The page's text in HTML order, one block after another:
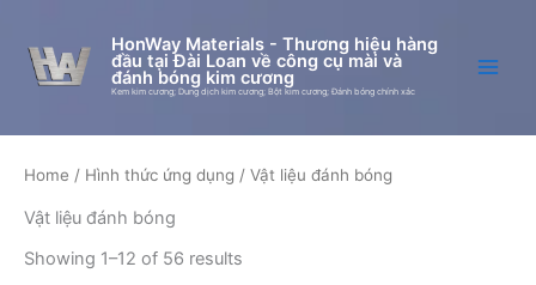
content
HonWay Materials - Thương hiệu hàng
đầu tại Đài Loan về công cụ mài và
đánh bóng kim cương
Kem kim cương; Dung dịch kim cương; Bột kim cương; Đánh bóng chính xác
Home / Hình thức ứng dụng / Vật liệu đánh bóng
Vật liệu đánh bóng
Showing 1–12 of 56 results